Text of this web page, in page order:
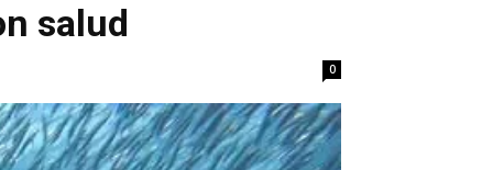
salud
0